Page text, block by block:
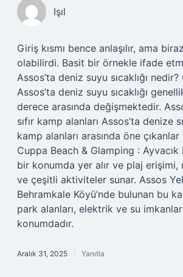
Işıl
Giriş kısmı bence anlaşılır, ama
olabilirdi. Basit bir örnekle ifade
Assos’ta deniz suyu sıcaklığı
Assos’ta deniz suyu sıcaklığı
derece arasında değişmektedir.
sıfır kamp alanları Assos’ta denize
kamp alanları arasında öne çıkanlar
Cuppa Beach & Glamping : Ayvacık
bir konumda yer alır ve plaj erişimi,
ve çeşitli aktiviteler sunar. Assos
Behramkale Köyü’nde bulunan bu
park alanları, elektrik ve su
konumdadır.
Aralık 31, 2025 Yanıtla